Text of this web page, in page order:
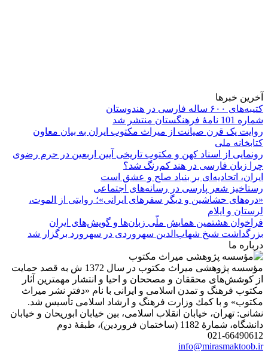
آخرین خبرها
کتیبه‌های ۶۰۰ ساله فارسی در هندوستان
شماره 101 نامۀ فرهنگستان منتشر شد
روایت یک قرن صیانت از میراث مکتوب ایران به بیان معاون
کتابخانه ملی
رونمایی از اسناد کهن و مکتوب تاریخی آیین اربعین در حرم رضوی
چرا زبان فارسی در هند کم‌رنگ شد؟
ایران، اتحادیه‌ای بر بنیاد صلح و عشق است
رستاخیز شعر پارسی در رسانه‌های اجتماعی
«دره‌های حشاشین و دیگر سفرهای ایرانی»؛ روایتی از الموت،
لرستان و ایلام
فراخوان هشتمین همایش ملّی زبان‌ها و گویش‌های ایران
بزرگداشت شیخ شهاب‌الدین سهروردی در سهرورد برگزار شد
درباره ما
مؤسسه پژوهشی میراث مكتوب در سال 1372 ش به قصد حمایت
از كوشش‌های محققان و مصححان و احیا و انتشار مهمترین آثار
مكتوب فرهنگ و تمدن اسلامی و ایرانی با نام «دفتر نشر میراث
مكتوب» و با كمك وزارت فرهنگ و ارشاد اسلامی تأسیس شد.
نشانی: تهران، خیابان انقلاب اسلامی، بین خیابان ابوریحان و خیابان
دانشگاه، شمارۀ 1182 (ساختمان فروردین)، طبقۀ دوم
021-66490612
info@mirasmaktoob.ir